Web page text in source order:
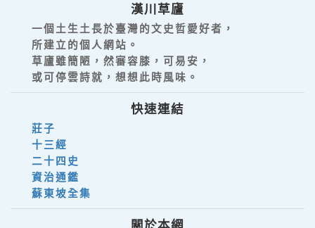
漢川草廬
一個土生土長於臺灣的文史哲愛好者，
所建立的個人網站。
草廬雖簡陋，然審容膝，可易安，
或可停雲詩就，想想此時風味。
快速連結
莊子
十三經
二十四史
資治通鑑
蘇東坡全集